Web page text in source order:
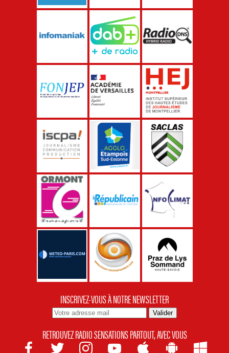
INSCRIVEZ-VOUS À NOTRE NEWSLETTER
RETROUVEZ RADIO SENSATIONS PARTOUT, AVEC VOUS
      